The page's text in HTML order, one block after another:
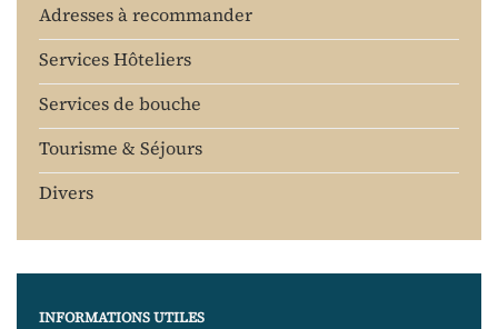
Adresses à recommander
Services Hôteliers
Services de bouche
Tourisme & Séjours
Divers
INFORMATIONS UTILES